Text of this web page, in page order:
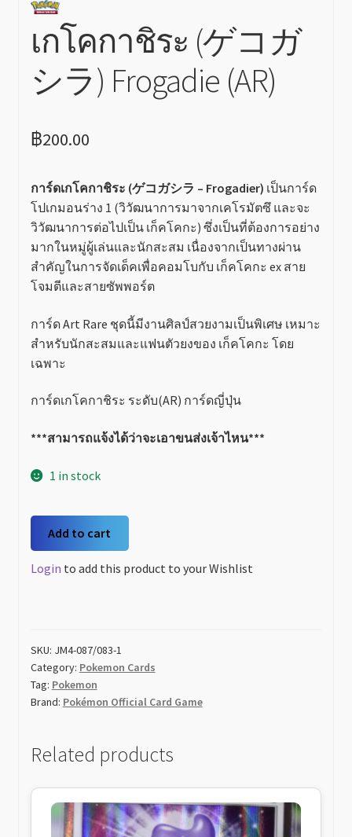
เกโคกาชิระ (ゲコガ
シラ) Frogadie (AR)
฿200.00
การ์ดเกโคกาชิระ (ゲコガシラ – Frogadier) เป็นการ์ด
โปเกมอนร่าง 1 (วิวัฒนาการมาจากเคโรมัตซึ และจะ
วิวัฒนาการต่อไปเป็น เก็คโคกะ) ซึ่งเป็นที่ต้องการอย่าง
มากในหมู่ผู้เล่นและนักสะสม เนื่องจากเป็นทางผ่าน
สำคัญในการจัดเด็คเพื่อคอมโบกับ เก็คโคกะ exสาย
โจมตีและสายซัพพอร์ต
การ์ด Art Rare ชุดนี้มีงานศิลป์สวยงามเป็นพิเศษ เหมาะ
สำหรับนักสะสมและแฟนตัวยงของ เก็คโคกะ โดย
เฉพาะ
การ์ดเกโคกาชิระ ระดับ(AR) การ์ดญี่ปุ่น
***สามารถแจ้งได้ว่าจะเอาขนส่งเจ้าไหน***
1 in stock
โค
กา
シ
ラ)
Frogadie
Add to cart
Login to add this product to your Wishlist
SKU: JM4-087/083-1
Category: Pokemon Cards
Tag: Pokemon
Brand: Pokémon Official Card Game
Related products